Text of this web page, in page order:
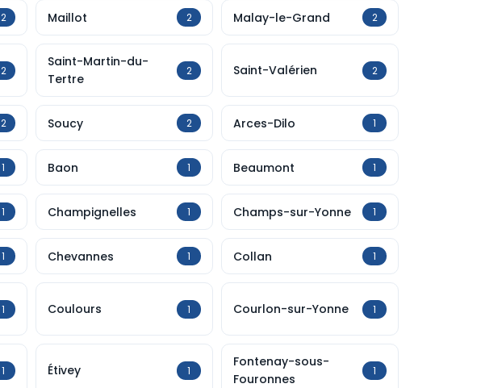
2 Maillot 2 Malay-le-Grand 2
2
Saint-Martin-du-
Tertre
2 Saint-Valérien 2
2 Soucy 2 Arces-Dilo 1
1 Baon 1 Beaumont 1
1 Champignelles 1 Champs-sur-Yonne 1
1 Chevannes 1 Collan 1
1 Coulours 1 Courlon-sur-Yonne 1
1 Étivey 1
Fontenay-sous-
Fouronnes
1